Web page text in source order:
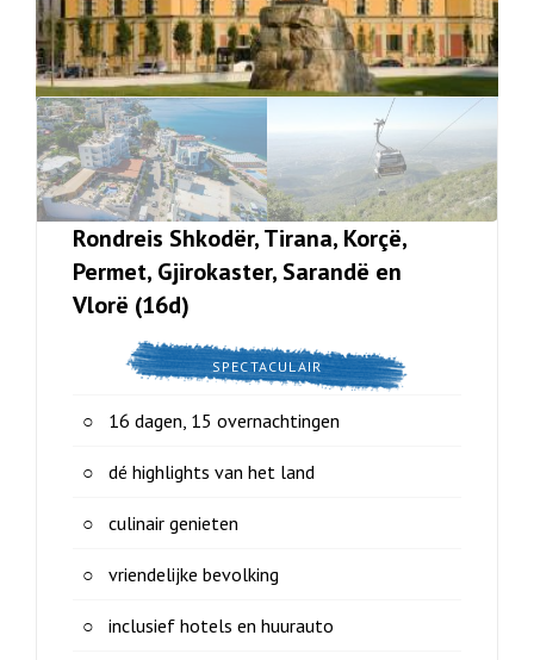
Rondreis Shkodër, Tirana, Korçë,
Permet, Gjirokaster, Sarandë en
Vlorë (16d)
SPECTACULAIR
16 dagen, 15 overnachtingen
dé highlights van het land
culinair genieten
vriendelijke bevolking
inclusief hotels en huurauto